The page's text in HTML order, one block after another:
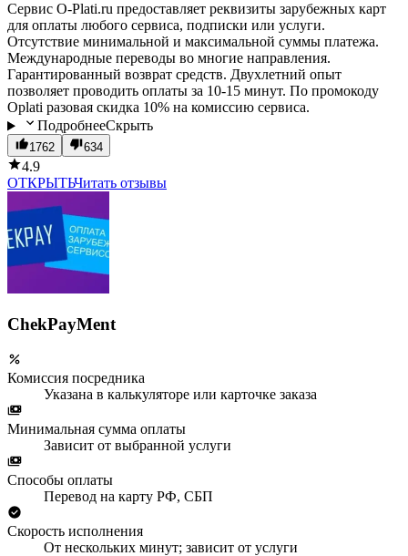
Сервис O-Plati.ru предоставляет реквизиты зарубежных карт
для оплаты любого сервиса, подписки или услуги.
Отсутствие минимальной и максимальной суммы платежа.
Международные переводы во многие направления.
Гарантированный возврат средств. Двухлетний опыт
позволяет проводить оплаты за 10-15 минут. По промокоду
Oplati разовая скидка 10% на комиссию сервиса.
ПодробнееСкрыть
1762 634
4.9
ОТКРЫТЬЧитать отзывы
ChekPayMent
Комиссия посредника
Указана в калькуляторе или карточке заказа
Минимальная сумма оплаты
Зависит от выбранной услуги
Способы оплаты
Перевод на карту РФ, СБП
Скорость исполнения
От нескольких минут; зависит от услуги